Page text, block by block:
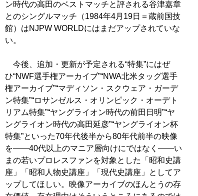
ン時代の高田のベストマッチと評される谷津嘉章
とのシングルマッチ（1984年4月19日＝蔵前国技
館）はNJPW WORLDにはまだアップされていな
い。
今後、追加・更新が予定される“特集”にはぜ
ひ“NWF選手権アーカイブ”“NWA北米タッグ選手
権アーカイブ”“マディソン・スクウェア・ガーデ
ン特集”“ロサンゼルス・オリンピック・オーデト
リアム特集”“ヤングライオン時代の前田日明”“ヤ
ングライオン時代の高田延彦”“ヤングライオン杯
特集”といった70年代後半から80年代前半の映像
を――40代以上のマニア層向けにではなく――い
まの若いプロレスファンを対象とした「昭和史講
座」「昭和人物史講座」「現代史講座」としてア
ップしてほしい。映像アーカイブのほんとうの存